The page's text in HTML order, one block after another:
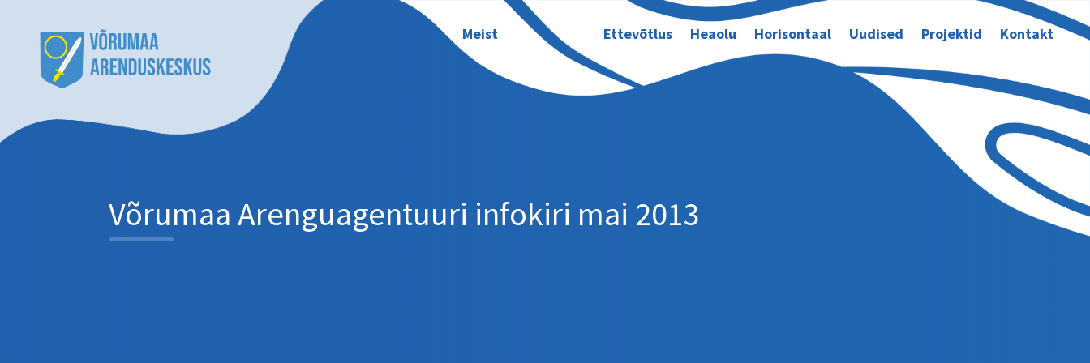
Meist Ettevõtlus Heaolu Horisontaal Uudised Projektid Kontakt
Võrumaa Arenguagentuuri infokiri mai 2013